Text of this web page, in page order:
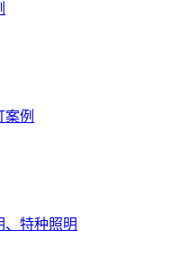
例
、特种照明